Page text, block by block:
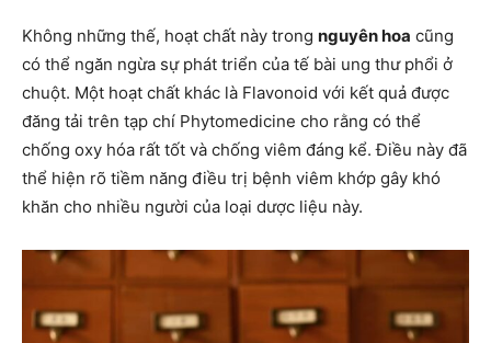
Không những thế, hoạt chất này trong nguyên hoa cũng
có thể ngăn ngừa sự phát triển của tế bài ung thư phổi ở
chuột. Một hoạt chất khác là Flavonoid với kết quả được
đăng tải trên tạp chí Phytomedicine cho rằng có thể
chống oxy hóa rất tốt và chống viêm đáng kể. Điều này đã
thể hiện rõ tiềm năng điều trị bệnh viêm khớp gây khó
khăn cho nhiều người của loại dược liệu này.